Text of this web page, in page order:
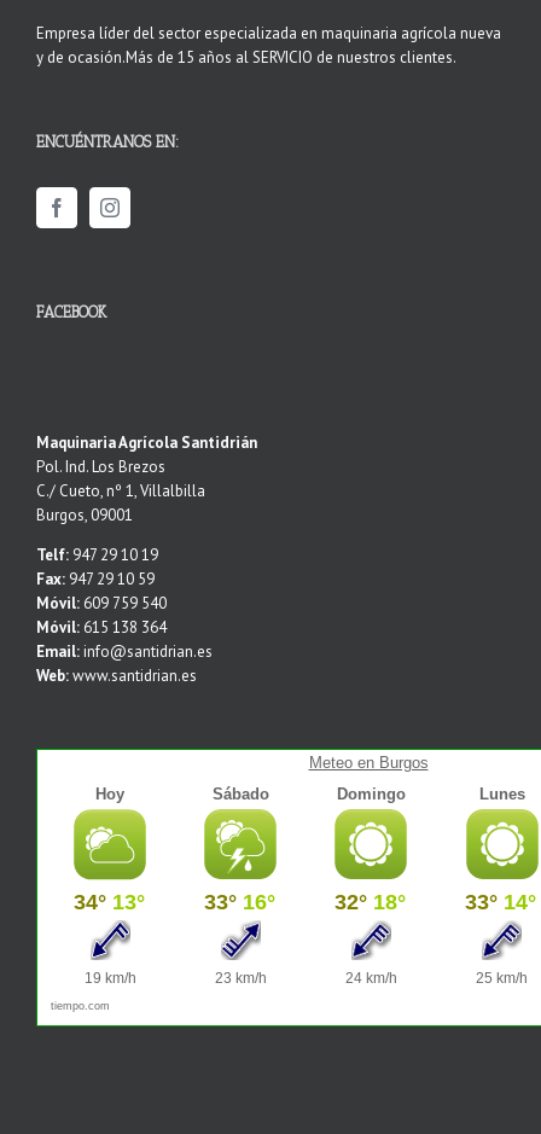
Empresa líder del sector especializada en maquinaria agrícola nueva
y de ocasión.Más de 15 años al SERVICIO de nuestros clientes.
ENCUÉNTRANOS EN:
FACEBOOK
Maquinaria Agrícola Santidrián
Pol. Ind. Los Brezos
C./ Cueto, nº 1, Villalbilla
Burgos, 09001
Telf: 947 29 10 19
Fax: 947 29 10 59
Móvil: 609 759 540
Móvil: 615 138 364
Email:info@santidrian.es
Web:www.santidrian.es
Meteo en Burgos